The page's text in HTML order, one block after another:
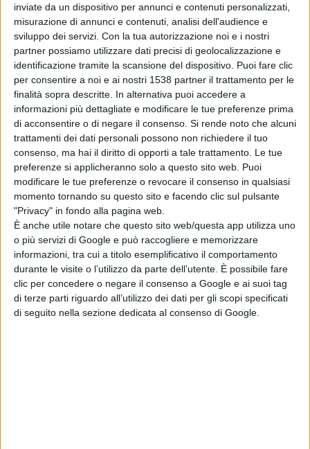
inviate da un dispositivo per annunci e contenuti personalizzati,
misurazione di annunci e contenuti, analisi dell'audience e
sviluppo dei servizi. Con la tua autorizzazione noi e i nostri
partner possiamo utilizzare dati precisi di geolocalizzazione e
identificazione tramite la scansione del dispositivo. Puoi fare clic
per consentire a noi e ai nostri 1538 partner il trattamento per le
finalità sopra descritte. In alternativa puoi accedere a
informazioni più dettagliate e modificare le tue preferenze prima
di acconsentire o di negare il consenso. Si rende noto che alcuni
trattamenti dei dati personali possono non richiedere il tuo
consenso, ma hai il diritto di opporti a tale trattamento. Le tue
preferenze si applicheranno solo a questo sito web. Puoi
modificare le tue preferenze o revocare il consenso in qualsiasi
momento tornando su questo sito e facendo clic sul pulsante
"Privacy" in fondo alla pagina web.
È anche utile notare che questo sito web/questa app utilizza uno
o più servizi di Google e può raccogliere e memorizzare
informazioni, tra cui a titolo esemplificativo il comportamento
durante le visite o l’utilizzo da parte dell’utente. È possibile fare
clic per concedere o negare il consenso a Google e ai suoi tag
di terze parti riguardo all’utilizzo dei dati per gli scopi specificati
di seguito nella sezione dedicata al consenso di Google.
momenti vissuti insieme, rispetto alla quantità. Per
questo, vogliamo permetterci questi pochi attimi
ancora insieme, perché vogliamo rivivere quegli istanti e
legarli per sempre alla nostra memoria.
Siamo stati la tua prima parrocchia come parroco, ben
differente dall'essere vice... In questi tre anni un po’
siamo cambiati in virtù di quello che ci hai trasmesso e
donato; e ci auguriamo che anche tu sia un po’
cambiato, grazie a quello che ognuno di noi e la nostra
comunità ti ha trasmesso. Non vogliamo certo
affermare che siamo una comunità perfetta con un
parroco altrettanto perfetto: inganneremmo noi e
anche te. Non sono mancati momenti di delusione o di
incomprensioni, tempi in cui il cammino si faceva